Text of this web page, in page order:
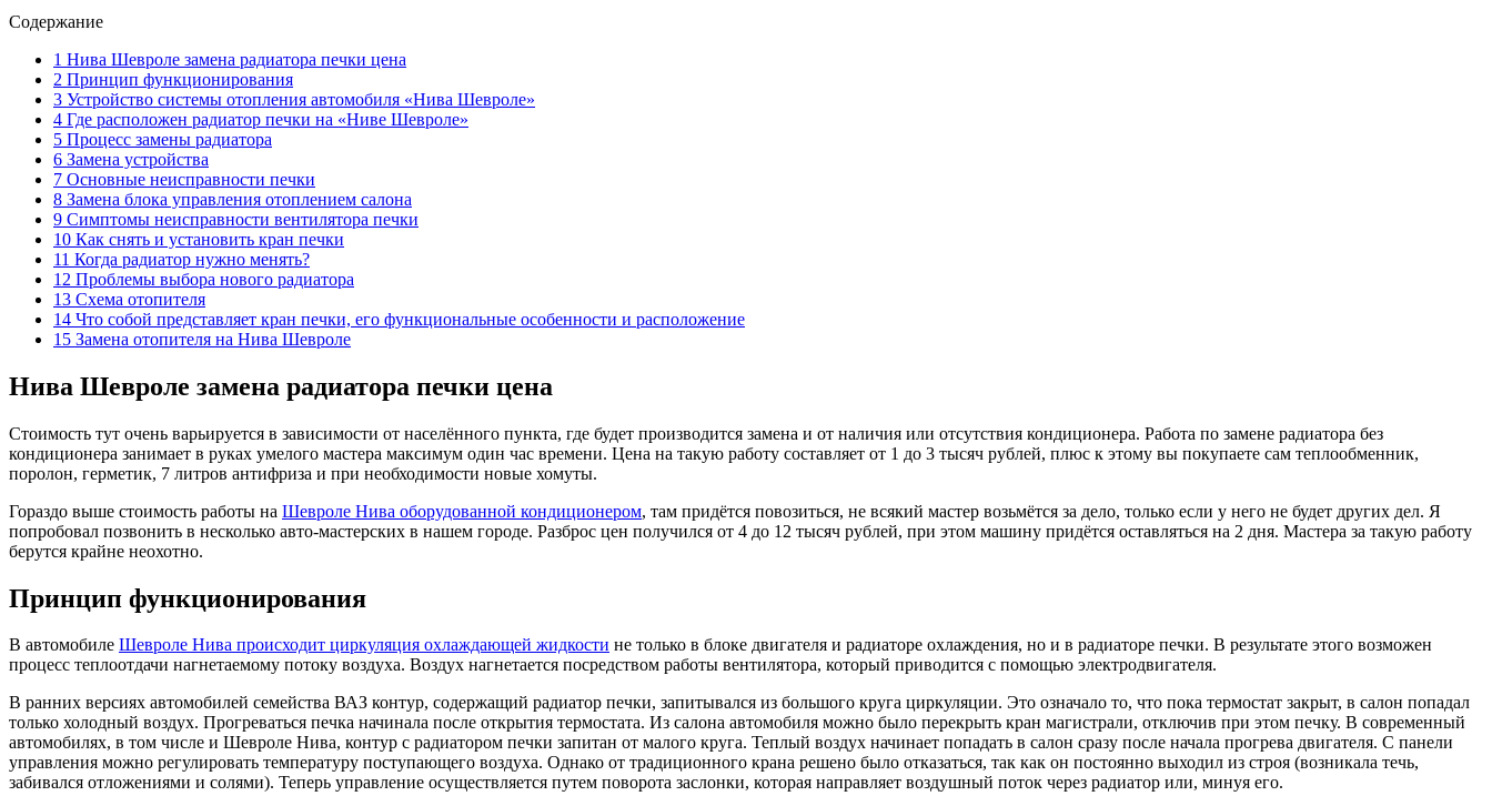
Содержание
1 Нива Шевроле замена радиатора печки цена
2 Принцип функционирования
3 Устройство системы отопления автомобиля «Нива Шевроле»
4 Где расположен радиатор печки на «Ниве Шевроле»
5 Процесс замены радиатора
6 Замена устройства
7 Основные неисправности печки
8 Замена блока управления отоплением салона
9 Симптомы неисправности вентилятора печки
10 Как снять и установить кран печки
11 Когда радиатор нужно менять?
12 Проблемы выбора нового радиатора
13 Схема отопителя
14 Что собой представляет кран печки, его функциональные особенности и расположение
15 Замена отопителя на Нива Шевроле
Нива Шевроле замена радиатора печки цена
Стоимость тут очень варьируется в зависимости от населённого пункта, где будет производится замена и от наличия или отсутствия кондиционера. Работа по замене радиатора без
кондиционера занимает в руках умелого мастера максимум один час времени. Цена на такую работу составляет от 1 до 3 тысяч рублей, плюс к этому вы покупаете сам теплообменник,
поролон, герметик, 7 литров антифриза и при необходимости новые хомуты.
Гораздо выше стоимость работы на Шевроле Нива оборудованной кондиционером, там придётся повозиться, не всякий мастер возьмётся за дело, только если у него не будет других дел. Я
попробовал позвонить в несколько авто-мастерских в нашем городе. Разброс цен получился от 4 до 12 тысяч рублей, при этом машину придётся оставляться на 2 дня. Мастера за такую работу
берутся крайне неохотно.
Принцип функционирования
В автомобиле Шевроле Нива происходит циркуляция охлаждающей жидкости не только в блоке двигателя и радиаторе охлаждения, но и в радиаторе печки. В результате этого возможен
процесс теплоотдачи нагнетаемому потоку воздуха. Воздух нагнетается посредством работы вентилятора, который приводится с помощью электродвигателя.
В ранних версиях автомобилей семейства ВАЗ контур, содержащий радиатор печки, запитывался из большого круга циркуляции. Это означало то, что пока термостат закрыт, в салон попадал
только холодный воздух. Прогреваться печка начинала после открытия термостата. Из салона автомобиля можно было перекрыть кран магистрали, отключив при этом печку. В современный
автомобилях, в том числе и Шевроле Нива, контур с радиатором печки запитан от малого круга. Теплый воздух начинает попадать в салон сразу после начала прогрева двигателя. С панели
управления можно регулировать температуру поступающего воздуха. Однако от традиционного крана решено было отказаться, так как он постоянно выходил из строя (возникала течь,
забивался отложениями и солями). Теперь управление осуществляется путем поворота заслонки, которая направляет воздушный поток через радиатор или, минуя его.